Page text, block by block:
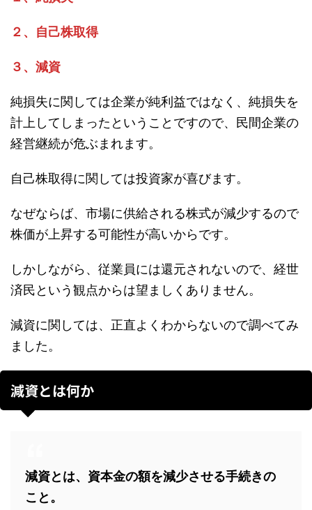
２、自己株取得
３、減資
純損失に関しては企業が純利益ではなく、純損失を
計上してしまったということですので、民間企業の
経営継続が危ぶまれます。
自己株取得に関しては投資家が喜びます。
なぜならば、市場に供給される株式が減少するので
株価が上昇する可能性が高いからです。
しかしながら、従業員には還元されないので、経世
済民という観点からは望ましくありません。
減資に関しては、正直よくわからないので調べてみ
ました。
減資とは何か
減資とは、資本金の額を減少させる手続きの
こと。